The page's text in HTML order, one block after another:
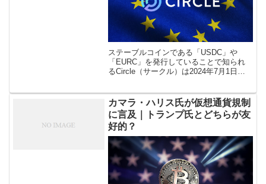
ステーブルコインである「USDC」や
「EURC」を発行していることで知られ
るCircle（サークル）は2024年7月1日
界初のステーブル […]
カマラ・ハリス氏が仮想通貨規制
に言及｜トランプ氏とどちらが友
好的？